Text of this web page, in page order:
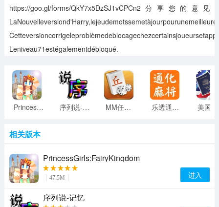
https://goo.gl/forms/QkY7x5DzSJ1vCPCn2分享您的意见
Leniveau71estégalementdébloqué.
PrincessGirls:FairyKingdom 序列说-记忆 MM任丘麻将 乐透通化麻将
相关版本
PrincessGirls:FairyKingdom
47.5M 进入
序列说-记忆